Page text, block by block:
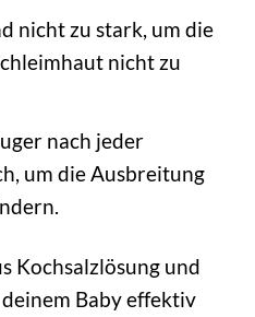
nicht zu stark, um die
nicht zu
nach jeder
um die Ausbreitung
Kochsalzlösung und
Baby effektiv